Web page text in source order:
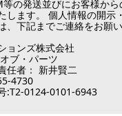
12:00～13:00）
み行います。
ルのお問い合わせ返信は
の発送並びにお客様か
します。 個人情報の開示
、下記までご連絡をお願い
ョンズ株式会社
ブ・パーツ
任者： 新井賢二
4730
:T2-0124-0101-6943